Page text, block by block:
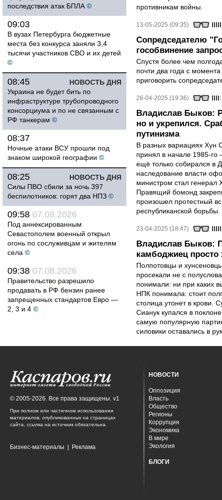
последствия атак БПЛА ©
09:03
В вузах Петербурга бюджетные
места без конкурса заняли 3,4
тысячи участников СВО и их детей
©
НОВОСТЬ ДНЯ
08:45
Украина не будет бить по
инфраструктуре трубопроводного
консорциума и по не связанным с
РФ танкерам ©
08:37
Ночные атаки ВСУ прошли под
знаком широкой географии ©
НОВОСТЬ ДНЯ
08:25
Силы ПВО сбили за ночь 397
беспилотников: горят два НПЗ ©
09:58 07.08.2026
Под аннексированным
Севастополем военный открыл
огонь по сослуживцам и жителям
села ©
09:38 07.08.2026
Правительство разрешило
продавать в РФ бензин ранее
запрещенных стандартов Евро —
2, 3 и 4 ©
противникам войны.
13-05-2025 (09:35)
Сопредседателю
гособвинение
Спустя более чем
почти два года с
приговорить
26-04-2025 (19:36)
Владислав Быков:
но и укрепился.
путинизма
В разных вариациях Хун
принял в начале 1985-
ещё только собирался в
наследование власти
министром стал
Правящий бомонд
произошел протестный
республиканской борьбы.
23-04-2025 (18:47)
Владислав Быков:
камбоджиец просто
Полпотовцы и
просекали не с
понимали: ни при каких
НПК понимала: стоит
столица утонет в крови.
Сианук купался в
самую популярную
силовики оставались в
© 2005-2026. Все права защищены. v1
При полном или частичном использовании
материалов, опубликованных на страницах
сайта, ссылка на источник обязательна.
Бизнес-материалы Реклама
НОВОСТИ
Оппозиция
Власть
Общество
Регионы
Коррупция
Экономика
В мире
Экология
БЛОГИ